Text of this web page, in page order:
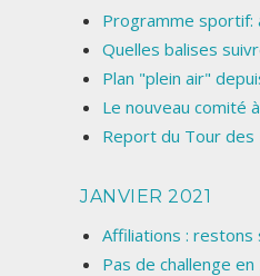
Programme sportif:
Quelles balises
Plan "plein air"
Le nouveau comité
Report du Tour des
JANVIER 2021
Affiliations :
Pas de challenge